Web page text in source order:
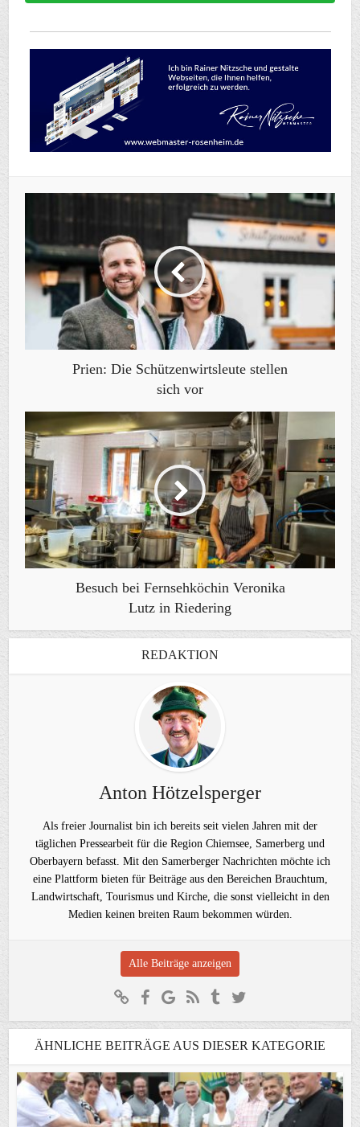
Prien: Die Schützenwirtsleute stellen
sich vor
Besuch bei Fernsehköchin Veronika
Lutz in Riedering
REDAKTION
Anton Hötzelsperger
Als freier Journalist bin ich bereits seit vielen Jahren mit der
täglichen Pressearbeit für die Region Chiemsee, Samerberg und
Oberbayern befasst. Mit den Samerberger Nachrichten möchte ich
eine Plattform bieten für Beiträge aus den Bereichen Brauchtum,
Landwirtschaft, Tourismus und Kirche, die sonst vielleicht in den
Medien keinen breiten Raum bekommen würden.
Alle Beiträge anzeigen
ÄHNLICHE BEITRÄGE AUS DIESER KATEGORIE